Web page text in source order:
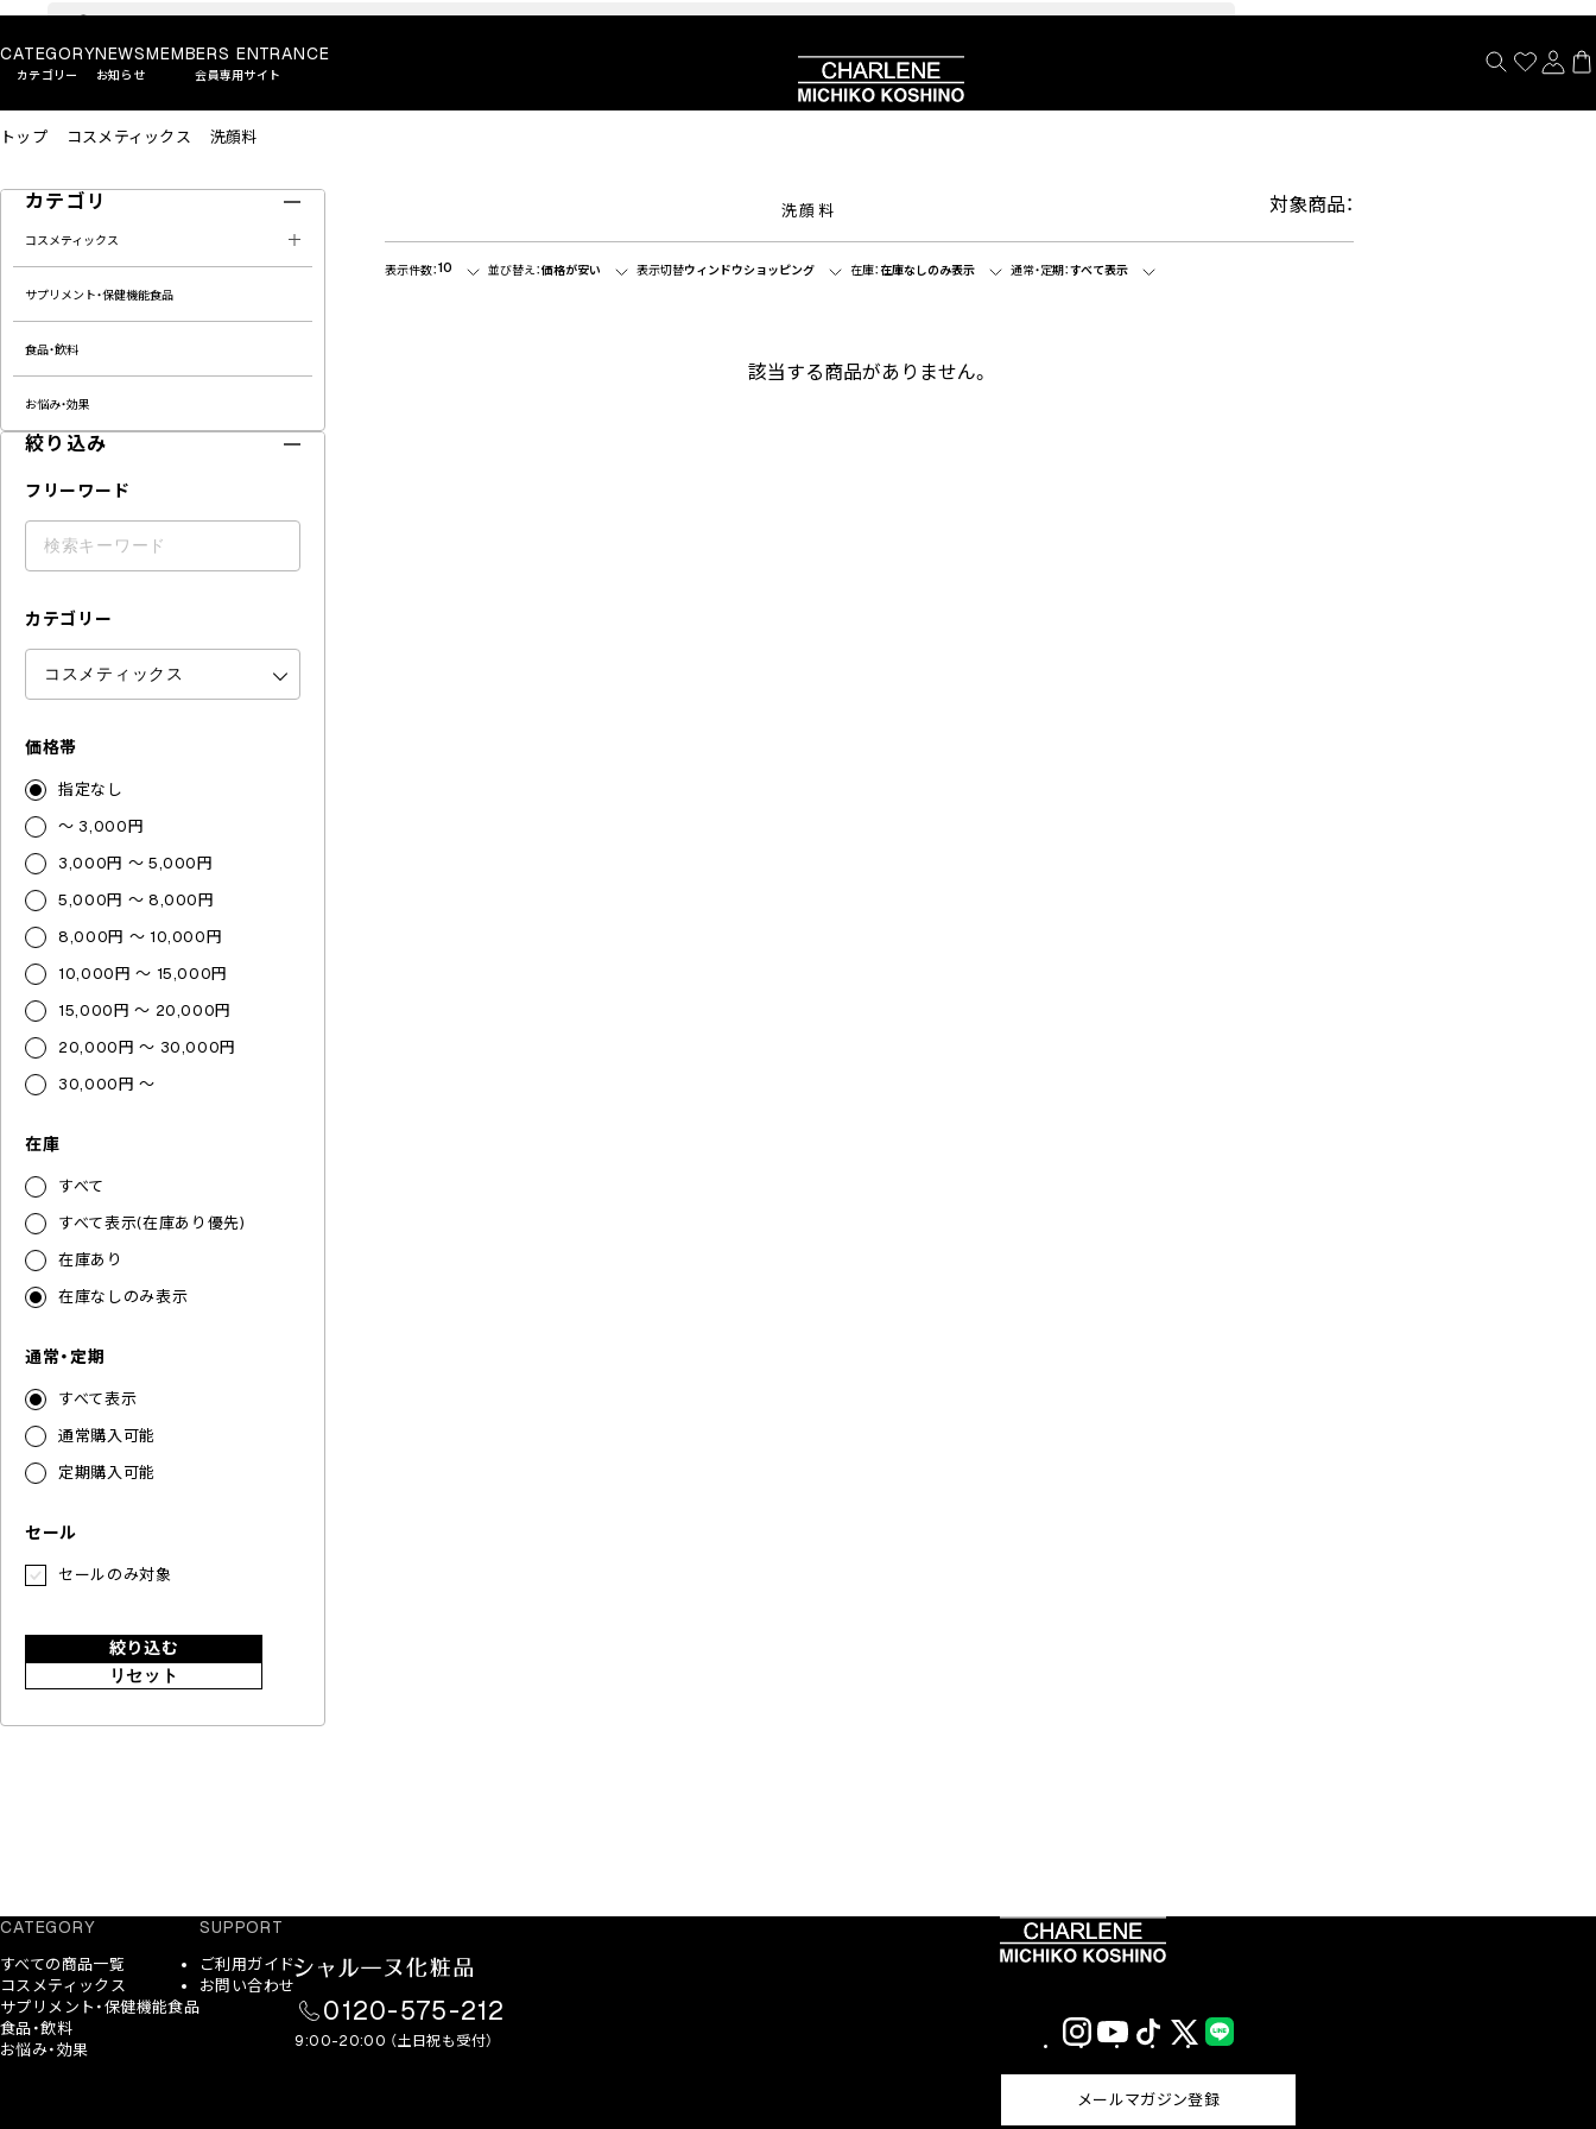
CATEGORY
カテゴリー
NEWS
お知らせ
MEMBERS ENTRANCE
会員専用サイト
トップ コスメティックス 洗顔料
カテゴリ
コスメティックス
サプリメント・保健機能食品
食品・飲料
お悩み・効果
絞り込み
フリーワード
カテゴリー
価格帯
指定なし
～ 3,000円
3,000円 ～ 5,000円
5,000円 ～ 8,000円
8,000円 ～ 10,000円
10,000円 ～ 15,000円
15,000円 ～ 20,000円
20,000円 ～ 30,000円
30,000円 ～
在庫
すべて
すべて表示(在庫あり優先)
在庫あり
在庫なしのみ表示
通常・定期
すべて表示
通常購入可能
定期購入可能
セール
セールのみ対象
絞り込む
リセット
洗顔料 対象商品：
表示件数：10 並び替え：価格が安い 表示切替ウィンドウショッピング 在庫：在庫なしのみ表示 通常・定期：すべて表示
該当する商品がありません。
CATEGORY
すべての商品一覧
コスメティックス
サプリメント・保健機能食品
食品・飲料
お悩み・効果
SUPPORT
ご利用ガイド
お問い合わせ
0120-575-212
9:00-20:00 （土日祝も受付）
InstagramYouTubeTikTok X
(Twitter)
メールマガジン登録